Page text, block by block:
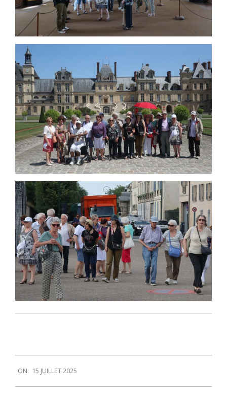
07-
15
ON: 15 JUILLET 2025